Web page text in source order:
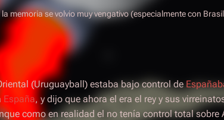
memoria se volvio muy vengativo (especialmente con
(Uruguayball) estaba bajo control de
España, y dijo que ahora el era el rey y sus
como en realidad el no tenía control total sobre